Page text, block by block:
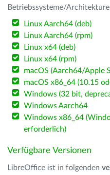
Betriebssysteme/
Linux Aarch64 (deb)
Linux Aarch64 (rpm)
Linux x64 (deb)
Linux x64 (rpm)
macOS (Aarch64/Apple
macOS x86_64 (10.15
Windows (32 bit,
Windows Aarch64
Windows x86_64
erforderlich)
Verfügbare Versionen
LibreOffice ist in folgenden